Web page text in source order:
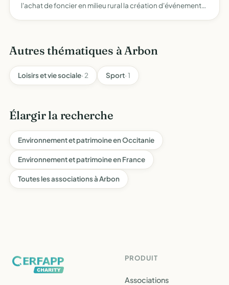
l'achat de foncier en milieu rural la création d'événements
Autres thématiques à Arbon
Loisirs et vie sociale· 2 Sport· 1
Élargir la recherche
Environnement et patrimoine en Occitanie
Environnement et patrimoine en France
Toutes les associations à Arbon
PRODUIT
Associations